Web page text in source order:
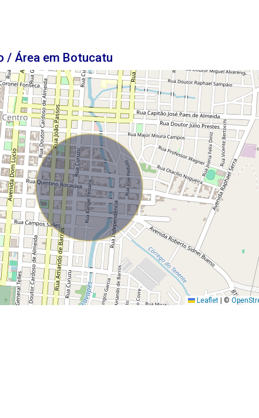
/ Área em Botucatu
Leaflet ©